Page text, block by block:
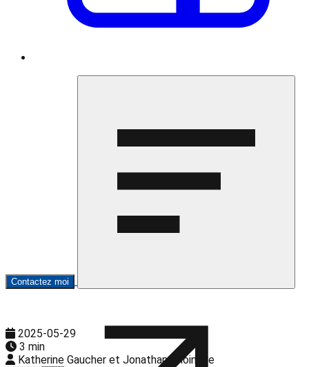
Contactez moi
2025-05-29
3 min
Katherine Gaucher et Jonathan Choinière